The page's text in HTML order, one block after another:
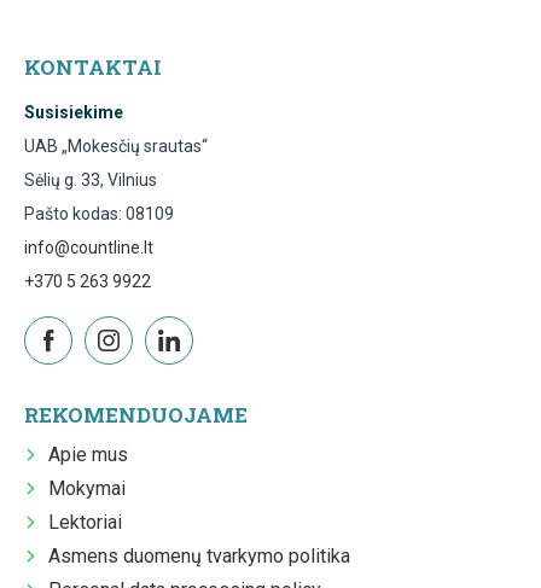
KONTAKTAI
Susisiekime
UAB „Mokesčių srautas“
Sėlių g. 33, Vilnius
Pašto kodas: 08109
info@countline.lt
+370 5 263 9922
REKOMENDUOJAME
Apie mus
Mokymai
Lektoriai
Asmens duomenų tvarkymo politika